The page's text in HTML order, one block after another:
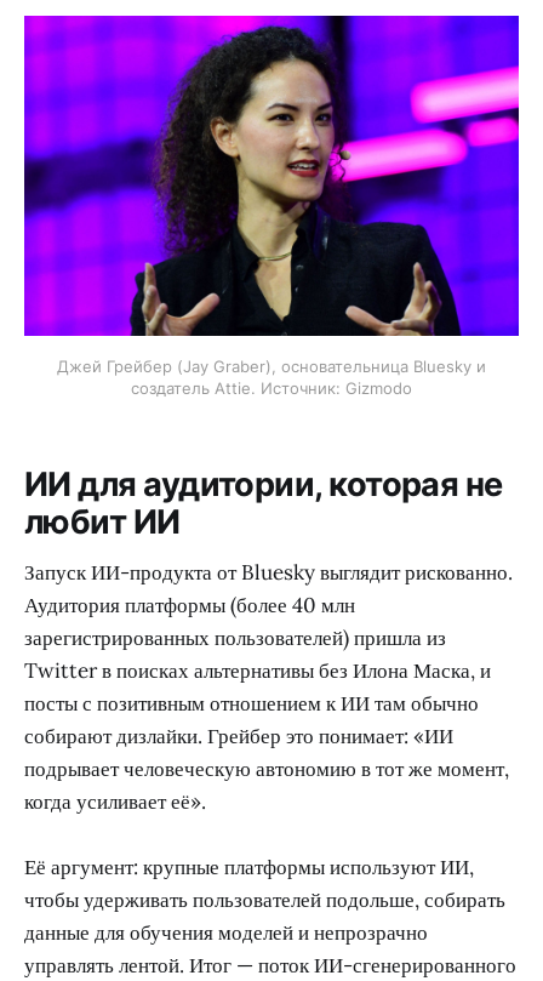
Джей Грейбер (Jay Graber), основательница Bluesky и
создатель Attie. Источник: Gizmodo
ИИ для аудитории, которая не
любит ИИ
Запуск ИИ-продукта от Bluesky выглядит рискованно.
Аудитория платформы (более 40 млн
зарегистрированных пользователей) пришла из
Twitter в поисках альтернативы без Илона Маска, и
посты с позитивным отношением к ИИ там обычно
собирают дизлайки. Грейбер это понимает: «ИИ
подрывает человеческую автономию в тот же момент,
когда усиливает её».
Её аргумент: крупные платформы используют ИИ,
чтобы удерживать пользователей подольше, собирать
данные для обучения моделей и непрозрачно
управлять лентой. Итог — поток ИИ-сгенерированного